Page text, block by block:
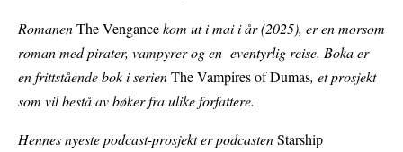
RomanenThe Vengancekom ut i mai i år (2025), er en morsom
roman med pirater, vampyrer og en eventyrlig reise. Boka er
en frittstående bok i serienThe Vampires of Dumas, et prosjekt
som vil bestå av bøker fra ulike forfattere.
Hennes nyeste podcast-prosjekt er podcastenStarship